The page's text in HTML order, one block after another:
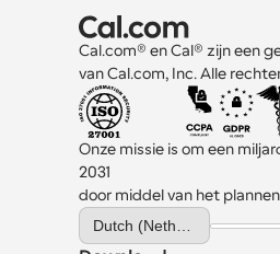
Cal.com® en Cal® zijn een
van Cal.com, Inc. Alle
Onze missie is om een
2031
door middel van het
Select Language